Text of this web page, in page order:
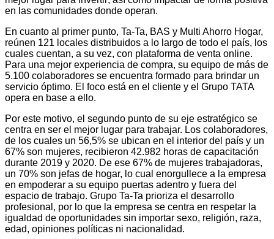
en las comunidades donde operan.
En cuanto al primer punto, Ta-Ta, BAS y Multi Ahorro Hogar,
reúnen 121 locales distribuidos a lo largo de todo el país, los
cuales cuentan, a su vez, con plataforma de venta online.
Para una mejor experiencia de compra, su equipo de más de
5.100 colaboradores se encuentra formado para brindar un
servicio óptimo. El foco está en el cliente y el Grupo TATA
opera en base a ello.
Por este motivo, el segundo punto de su eje estratégico se
centra en ser el mejor lugar para trabajar. Los colaboradores,
de los cuales un 56,5% se ubican en el interior del país y un
67% son mujeres, recibieron 42.982 horas de capacitación
durante 2019 y 2020. De ese 67% de mujeres trabajadoras,
un 70% son jefas de hogar, lo cual enorgullece a la empresa
en empoderar a su equipo puertas adentro y fuera del
espacio de trabajo. Grupo Ta-Ta prioriza el desarrollo
profesional, por lo que la empresa se centra en respetar la
igualdad de oportunidades sin importar sexo, religión, raza,
edad, opiniones políticas ni nacionalidad.